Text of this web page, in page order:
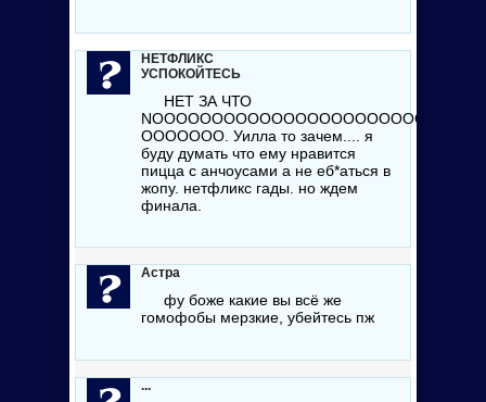
НЕТФЛИКС
УСПОКОЙТЕСЬ
НЕТ ЗА ЧТО
NOOOOOOOOOOOOOOOOOOOOOOOOO
OOOOOOO. Уилла то зачем.... я
буду думать что ему нравится
пицца с анчоусами а не еб*аться в
жопу. нетфликс гады. но ждем
финала.
Астра
фу боже какие вы всё же
гомофобы мерзкие, убейтесь пж
...